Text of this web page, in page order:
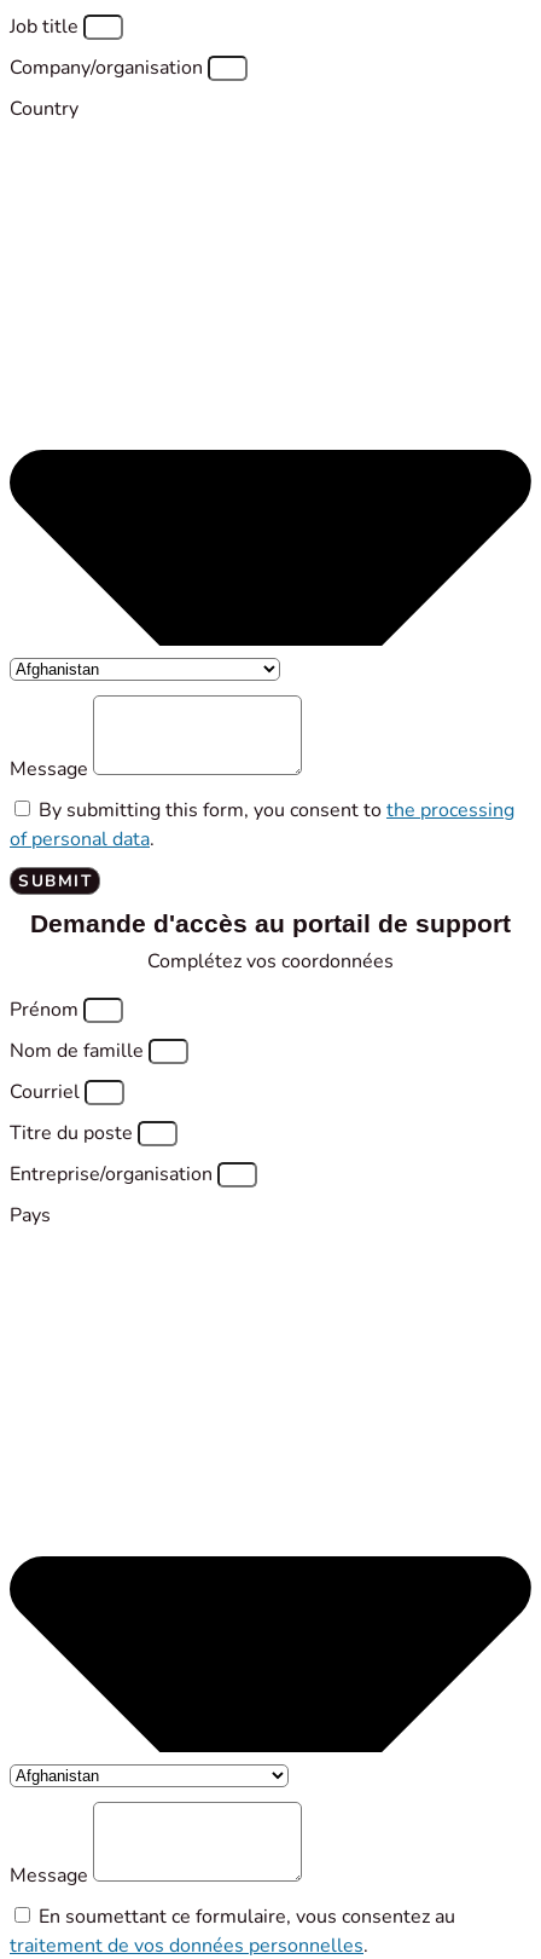
Job title
Company/organisation
Country
Message
By submitting this form, you consent tothe processing
of personal data.
SUBMIT
Demande d'accès au portail de support
Complétez vos coordonnées
Prénom
Nom de famille
Courriel
Titre du poste
Entreprise/organisation
Pays
Message
En soumettant ce formulaire, vous consentez au
traitement de vos données personnelles.